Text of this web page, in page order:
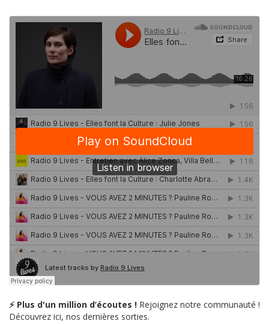
⚡ Plus d'un million d’écoutes ! Rejoignez notre communauté !
Découvrez ici, nos dernières sorties.